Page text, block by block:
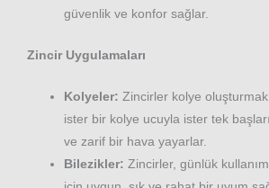
güvenlik ve konfor sağlar.
Zincir Uygulamaları
Kolyeler: Zincirler kolye
ister bir kolye ucuyla ister tek
ve zarif bir hava yayarlar.
Bilezikler: Zincirler, günlük